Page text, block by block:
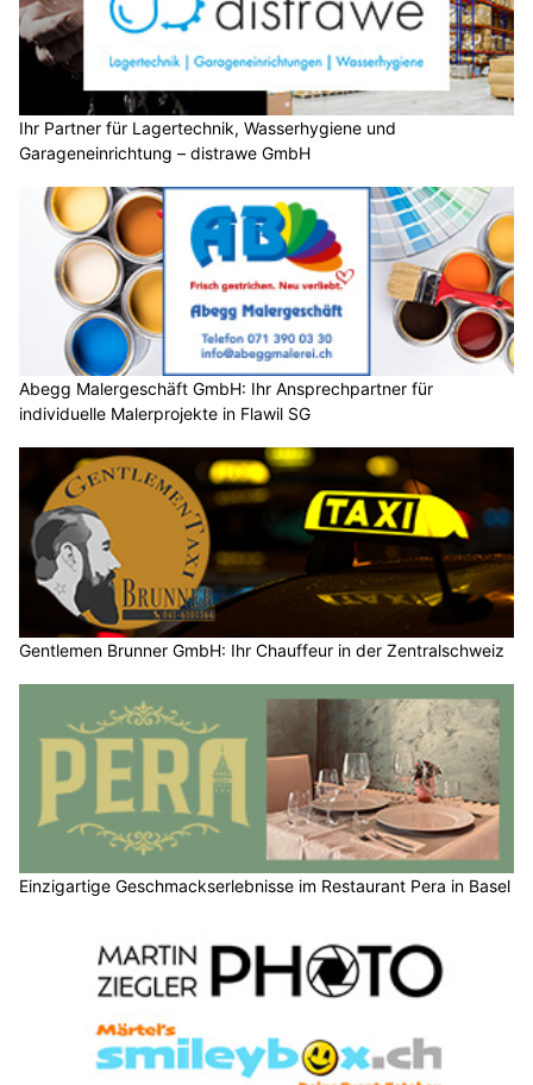
Ihr Partner für Lagertechnik, Wasserhygiene und
Garageneinrichtung – distrawe GmbH
Abegg Malergeschäft GmbH: Ihr Ansprechpartner für
individuelle Malerprojekte in Flawil SG
Gentlemen Brunner GmbH: Ihr Chauffeur in der Zentralschweiz
Einzigartige Geschmackserlebnisse im Restaurant Pera in Basel